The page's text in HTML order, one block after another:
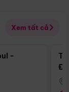
Xem tất cả
nổi bật
-